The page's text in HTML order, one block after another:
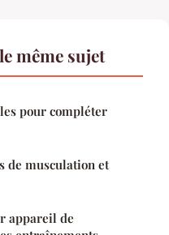
même sujet
pour compléter
de musculation et
appareil de